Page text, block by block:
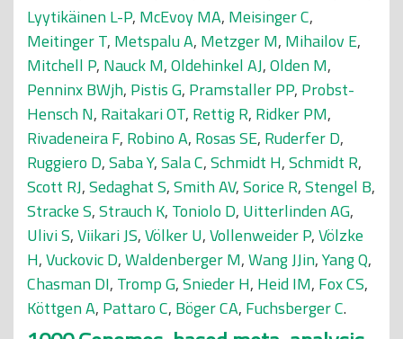
Lyytikäinen L-P, McEvoy MA, Meisinger C,
Meitinger T, Metspalu A, Metzger M, Mihailov E,
Mitchell P, Nauck M,Oldehinkel AJ,Olden M,
Penninx BWjh, Pistis G, Pramstaller PP, Probst-
Hensch N, Raitakari OT, Rettig R, Ridker PM,
Rivadeneira F, Robino A, Rosas SE, Ruderfer D,
Ruggiero D,Saba Y,Sala C,Schmidt H,Schmidt R,
Scott RJ,Sedaghat S,Smith AV,Sorice R,Stengel B,
Stracke S,Strauch K, Toniolo D, Uitterlinden AG,
Ulivi S,Viikari JS,Völker U,Vollenweider P,Völzke
H,Vuckovic D,Waldenberger M,Wang JJin,Yang Q,
Chasman DI, Tromp G,Snieder H, Heid IM, Fox CS,
Köttgen A, Pattaro C, Böger CA, Fuchsberger C.